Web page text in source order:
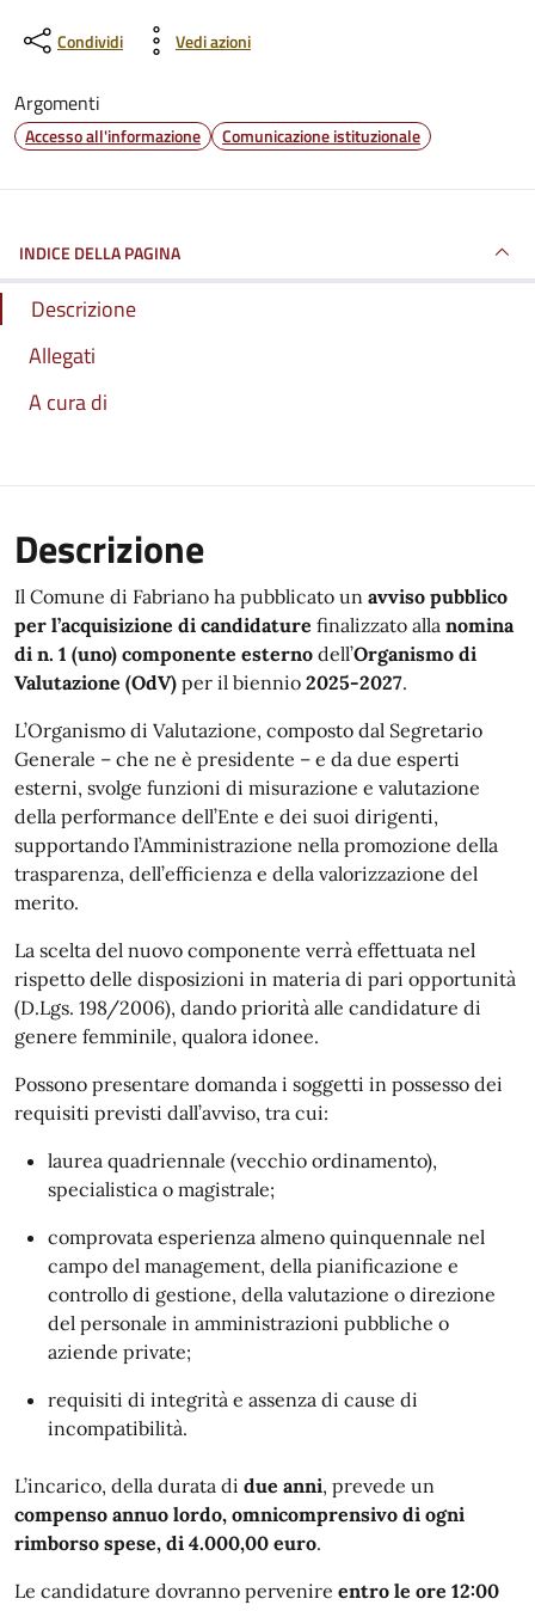
Condividi Vedi azioni
Argomenti
Accesso all'informazione Comunicazione istituzionale
INDICE DELLA PAGINA
Descrizione
Allegati
A cura di
Descrizione
Il Comune di Fabriano ha pubblicato un avviso pubblico
per l’acquisizione di candidature finalizzato alla nomina
di n. 1 (uno) componente esterno dell’Organismo di
Valutazione (OdV) per il biennio 2025-2027.
L’Organismo di Valutazione, composto dal Segretario
Generale – che ne è presidente – e da due esperti
esterni, svolge funzioni di misurazione e valutazione
della performance dell’Ente e dei suoi dirigenti,
supportando l’Amministrazione nella promozione della
trasparenza, dell’efficienza e della valorizzazione del
merito.
La scelta del nuovo componente verrà effettuata nel
rispetto delle disposizioni in materia di pari opportunità
(D.Lgs. 198/2006), dando priorità alle candidature di
genere femminile, qualora idonee.
Possono presentare domanda i soggetti in possesso dei
requisiti previsti dall’avviso, tra cui:
laurea quadriennale (vecchio ordinamento),
specialistica o magistrale;
comprovata esperienza almeno quinquennale nel
campo del management, della pianificazione e
controllo di gestione, della valutazione o direzione
del personale in amministrazioni pubbliche o
aziende private;
requisiti di integrità e assenza di cause di
incompatibilità.
L’incarico, della durata di due anni, prevede un
compenso annuo lordo, omnicomprensivo di ogni
rimborso spese, di 4.000,00 euro.
Le candidature dovranno pervenire entro le ore 12:00